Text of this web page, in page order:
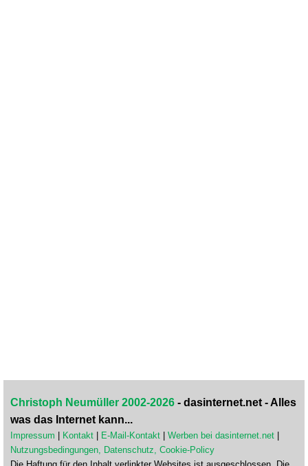
Christoph Neumüller 2002-2026 - dasinternet.net - Alles
was das Internet kann...
Impressum Kontakt E-Mail-Kontakt Werben bei dasinternet.net
Nutzungsbedingungen, Datenschutz, Cookie-Policy